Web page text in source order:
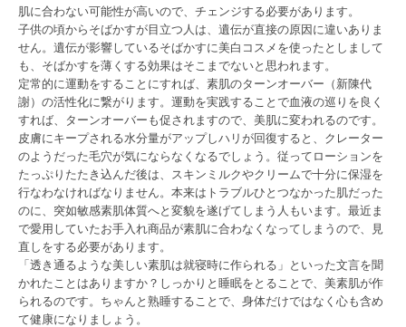
肌に合わない可能性が高いので、チェンジする必要があります。
子供の頃からそばかすが目立つ人は、遺伝が直接の原因に違いありま
せん。遺伝が影響しているそばかすに美白コスメを使ったとしまして
も、そばかすを薄くする効果はそこまでないと思われます。
定常的に運動をすることにすれば、素肌のターンオーバー（新陳代
謝）の活性化に繋がります。運動を実践することで血液の巡りを良く
すれば、ターンオーバーも促されますので、美肌に変われるのです。
皮膚にキープされる水分量がアップしハリが回復すると、クレーター
のようだった毛穴が気にならなくなるでしょう。従ってローションを
たっぷりたたき込んだ後は、スキンミルクやクリームで十分に保湿を
行なわなければなりません。本来はトラブルひとつなかった肌だった
のに、突如敏感素肌体質へと変貌を遂げてしまう人もいます。最近ま
で愛用していたお手入れ商品が素肌に合わなくなってしまうので、見
直しをする必要があります。
「透き通るような美しい素肌は就寝時に作られる」といった文言を聞
かれたことはありますか？しっかりと睡眠をとることで、美素肌が作
られるのです。ちゃんと熟睡することで、身体だけではなく心も含め
て健康になりましょう。